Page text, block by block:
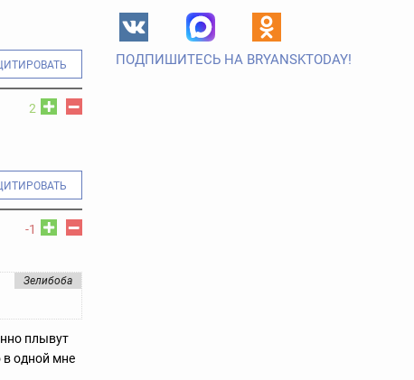
2
-1
Зелибоба
плывут
одной мне
ПОДПИШИТЕСЬ НА BRYANSKTODAY!